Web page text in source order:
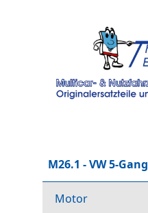
M26.1 - VW 5-Gang
Motor